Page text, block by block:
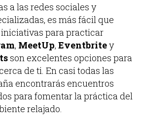
a las redes sociales y
es más fácil que
para practicar
, MeetUp, Eventbritey
son excelentes opciones para
de ti. En casi todas las
encontrarás encuentros
para fomentar la práctica del
relajado.